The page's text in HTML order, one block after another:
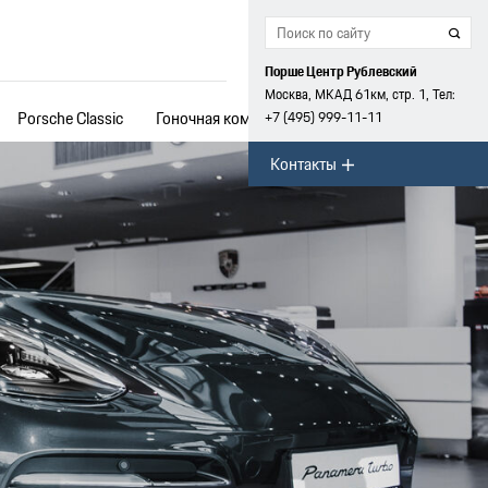
Porsche Classic Гоночная команда
Порше Центр Рублевский
Москва, МКАД 61км, стр. 1, Тел:
+7 (495) 999-11-11
Контакты